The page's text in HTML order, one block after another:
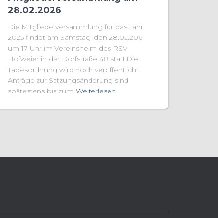
28.02.2026
Die Mitgliederversammlung für das Jahr
2025 findet am Samstag, den 28.02.206
um 17 Uhr im Vereinsheim des RSV
Hofweier in der Dorfstraße 48 statt.Die
Tagesordnung wird noch veröffentlicht.
Anträge zur Satzungsänderung sind
spätestens bis zum Weiterlesen